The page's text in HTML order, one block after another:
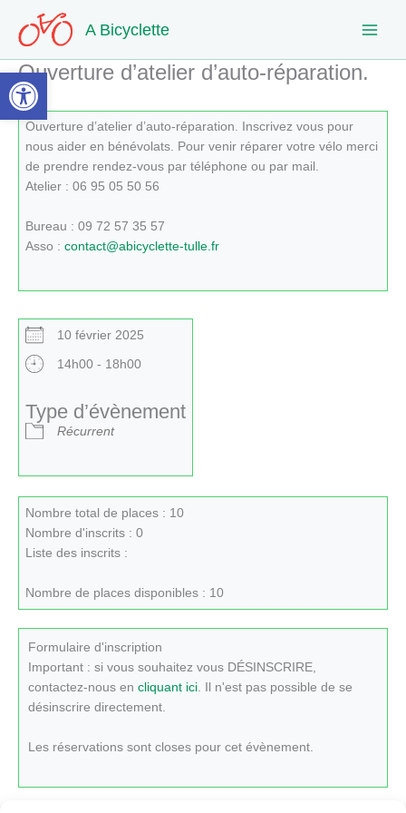
Ouvrir la barre d’outils
contenu
A Bicyclette
Ouverture d’atelier d’auto-réparation.
Ouverture d’atelier d’auto-réparation. Inscrivez vous pour
nous aider en bénévolats. Pour venir réparer votre vélo merci
de prendre rendez-vous par téléphone ou par mail.
Atelier : 06 95 05 50 56
Bureau : 09 72 57 35 57
Asso : contact@abicyclette-tulle.fr
10 février 2025
14h00 - 18h00
Type d’évènement
Récurrent
Nombre total de places : 10
Nombre d'inscrits : 0
Liste des inscrits :
Nombre de places disponibles : 10
Formulaire d'inscription
Important : si vous souhaitez vous DÉSINSCRIRE,
contactez-nous en cliquant ici. Il n'est pas possible de se
désinscrire directement.
Les réservations sont closes pour cet évènement.